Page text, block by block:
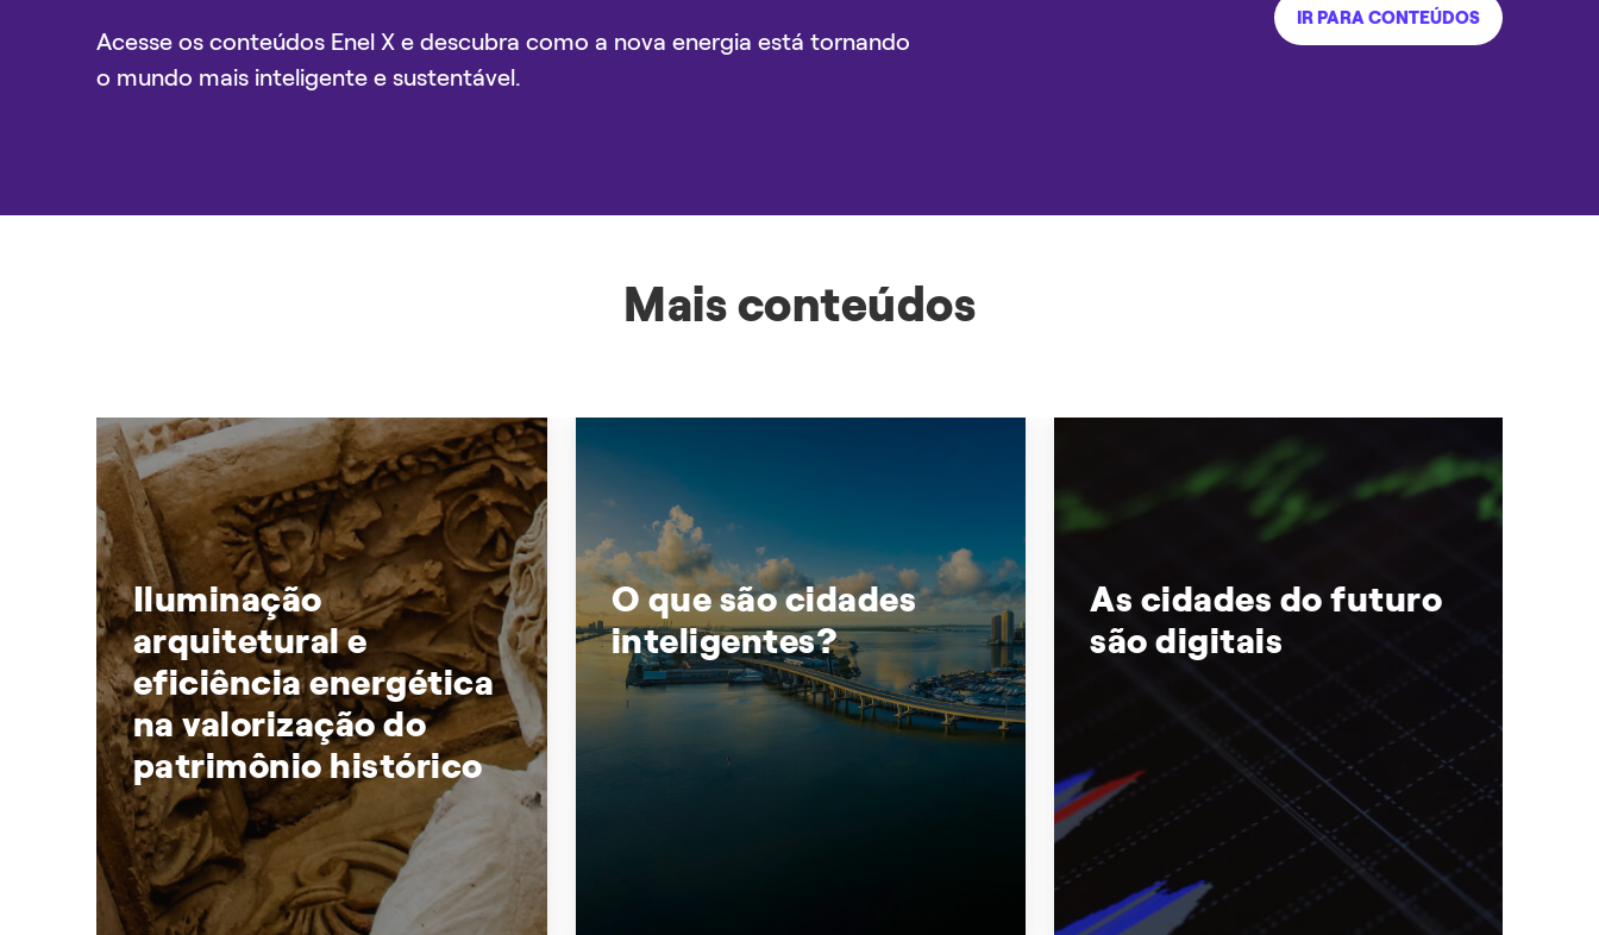
Acesse os conteúdos Enel X e descubra como a nova energia está tornando
o mundo mais inteligente e sustentável.
IR PARA CONTEÚDOS
Mais conteúdos
Iluminação
arquitetural e
eficiência energética
na valorização do
patrimônio histórico
O que são cidades
inteligentes?
As cidades do futuro
são digitais